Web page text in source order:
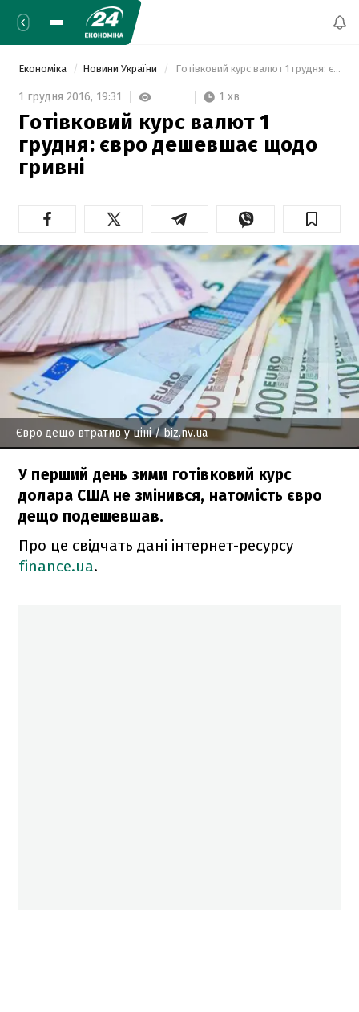
Економіка Новини України Готівковий курс валют 1 грудня: євро дешевшає щодо гривні
1 грудня 2016, 19:31 1 хв
Готівковий курс валют 1
грудня: євро дешевшає щодо
гривні
Євро дещо втратив у ціні/ biz.nv.ua
У перший день зими готівковий курс
долара США не змінився, натомість євро
дещо подешевшав.
Про це свідчать дані інтернет-ресурсу
finance.ua.